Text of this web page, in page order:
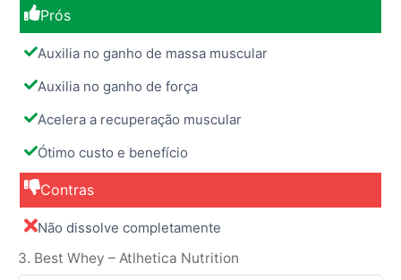
Prós
Auxilia no ganho de massa muscular
Auxilia no ganho de força
Acelera a recuperação muscular
Ótimo custo e benefício
Contras
Não dissolve completamente
3. Best Whey – Atlhetica Nutrition